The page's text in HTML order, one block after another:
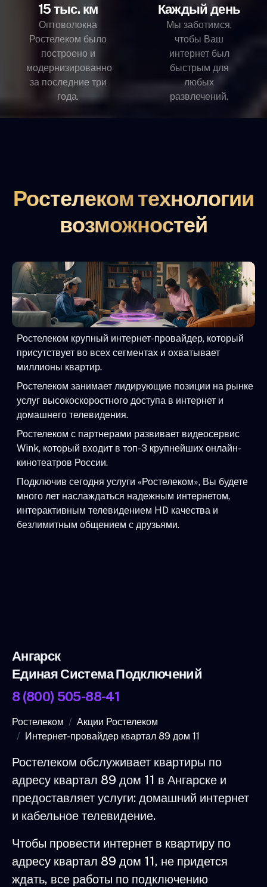
15 тыс. км
Оптоволокна
Ростелеком было
построено и
модернизированно
за последние три
года.
Каждый день
Мы заботимся,
чтобы Ваш
интернет был
быстрым для
любых
развлечений.
Ростелеком технологии
возможностей
Ростелеком крупный интернет-провайдер, который
присутствует во всех сегментах и охватывает
миллионы квартир.
Ростелеком занимает лидирующие позиции на рынке
услуг высокоскоростного доступа в интернет и
домашнего телевидения.
Ростелеком с партнерами развивает видеосервис
Wink, который входит в топ-3 крупнейших онлайн-
кинотеатров России.
Подключив сегодня услуги «Ростелеком», Вы будете
много лет наслаждаться надежным интернетом,
интерактивным телевидением HD качества и
безлимитным общением с друзьями.
Ангарск
Единая Система Подключений
8 (800) 505-88-41
Ростелеком
Акции Ростелеком
Интернет-провайдер квартал 89 дом 11
Ростелеком обслуживает квартиры по
адресу квартал 89 дом 11 в Ангарске и
предоставляет услуги: домашний интернет
и кабельное телевидение.
Чтобы провести интернет в квартиру по
адресу квартал 89 дом 11, не придется
ждать, все работы по подключению